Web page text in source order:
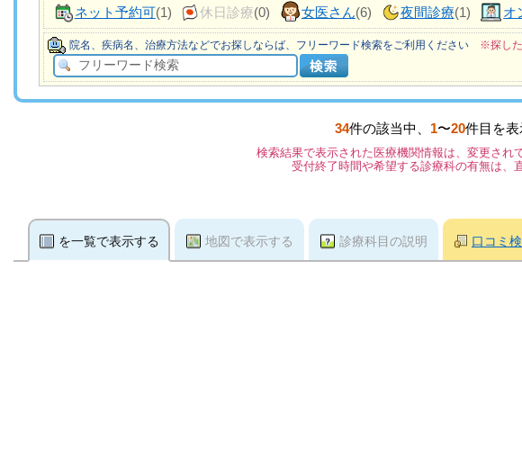
ネット予約可(1) 休日診療(0) 女医さん(6) 夜間診療(1) オ
院名、疾病名、治療方法などでお探しならば、フリーワード検索をご利用ください ※探し
34件の該当中、 1〜20件目を表
検索結果で表示された医療機関情報は、変更され
受付終了時間や希望する診療科の有無は、
を一覧で表示する 地図で表示する 診療科目の説明 口コミ